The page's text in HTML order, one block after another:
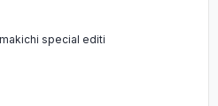
special editi